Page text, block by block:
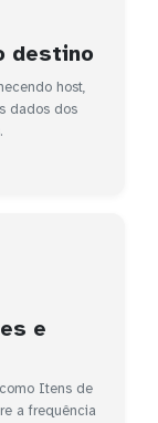
destino
host,
dados dos
e
Itens de
a frequência